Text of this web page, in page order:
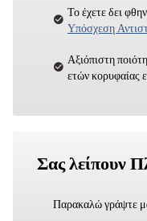
Το έχετε δει
Υπόσχεση
Αξιόπιστη
ετών κορυφαίας
Σας λείπουν
Παρακαλώ γράψτε